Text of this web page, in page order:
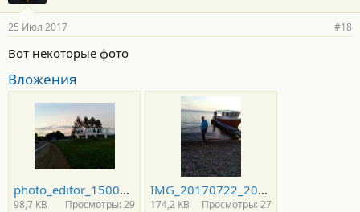
25 Июл 2017 #18
Вот некоторые фото
Вложения
photo_editor_1500996230034-729x612.jpg
98,7 KB Просмотры: 29
IMG_20170722_203206-600x800.jpg
174,2 KB Просмотры: 27